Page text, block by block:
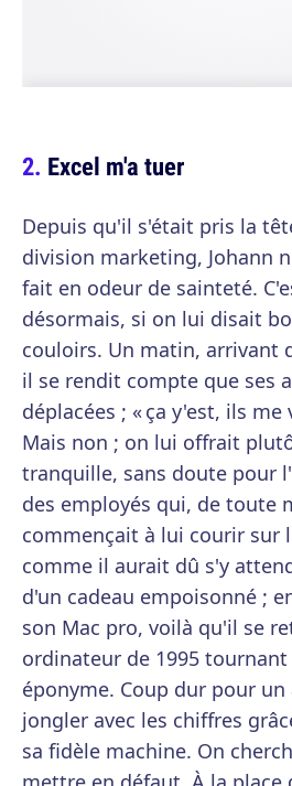
Excel m'a tuer
Depuis qu'il s'était pris la
division marketing, Johann
fait en odeur de sainteté.
désormais, si on lui disait
couloirs. Un matin, arrivant
il se rendit compte que ses
déplacées ; « ça y'est, ils
Mais non ; on lui offrait
tranquille, sans doute pour
des employés qui, de toute
commençait à lui courir sur
comme il aurait dû s'y
d'un cadeau empoisonné ;
son Mac pro, voilà qu'il se
ordinateur de 1995
éponyme. Coup dur pour
jongler avec les chiffres
sa fidèle machine. On